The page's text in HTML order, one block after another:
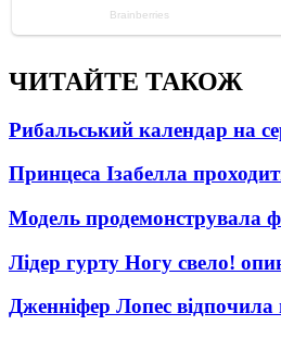
ЧИТАЙТЕ ТАКОЖ
Рибальський календар на
Принцеса Ізабелла
Модель продемонструвала
Лідер гурту Ногу свело!
Дженніфер Лопес відпочила